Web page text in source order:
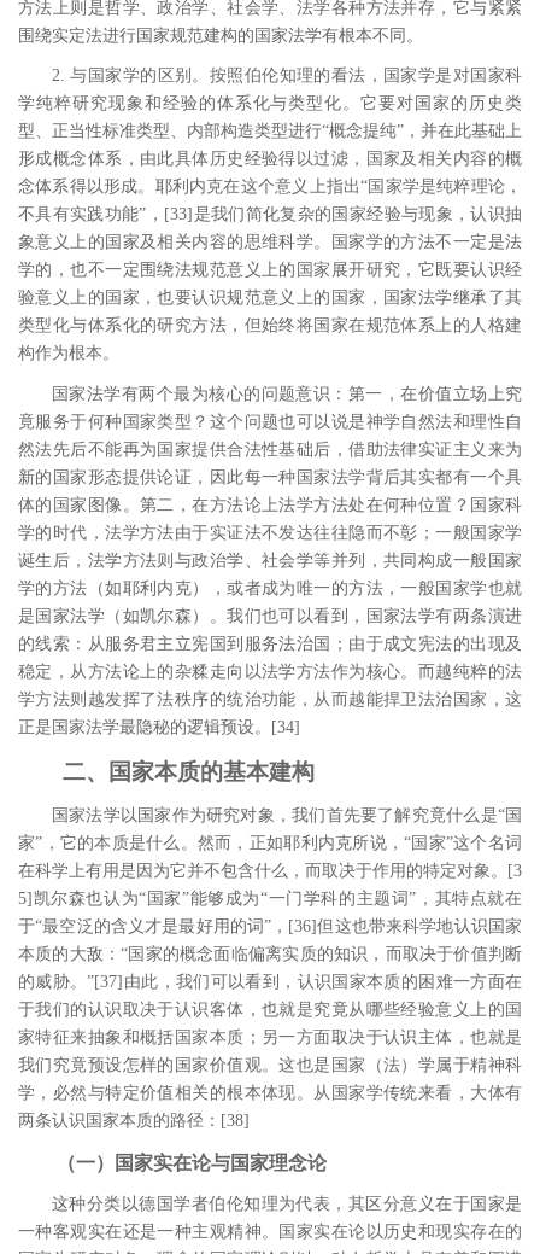
方法上则是哲学、政治学、社会学、法学各种方法并存，它与紧紧
围绕实定法进行国家规范建构的国家法学有根本不同。
2.与国家学的区别。按照伯伦知理的看法，国家学是对国家科
学纯粹研究现象和经验的体系化与类型化。它要对国家的历史类
型、正当性标准类型、内部构造类型进行“概念提纯”，并在此基础上
形成概念体系，由此具体历史经验得以过滤，国家及相关内容的概
念体系得以形成。耶利内克在这个意义上指出“国家学是纯粹理论，
不具有实践功能”， [33] 是我们简化复杂的国家经验与现象，认识抽
象意义上的国家及相关内容的思维科学。国家学的方法不一定是法
学的，也不一定围绕法规范意义上的国家展开研究，它既要认识经
验意义上的国家，也要认识规范意义上的国家，国家法学继承了其
类型化与体系化的研究方法，但始终将国家在规范体系上的人格建
构作为根本。
国家法学有两个最为核心的问题意识：第一，在价值立场上究
竟服务于何种国家类型？这个问题也可以说是神学自然法和理性自
然法先后不能再为国家提供合法性基础后，借助法律实证主义来为
新的国家形态提供论证，因此每一种国家法学背后其实都有一个具
体的国家图像。第二，在方法论上法学方法处在何种位置？国家科
学的时代，法学方法由于实证法不发达往往隐而不彰；一般国家学
诞生后，法学方法则与政治学、社会学等并列，共同构成一般国家
学的方法（如耶利内克），或者成为唯一的方法，一般国家学也就
是国家法学（如凯尔森）。我们也可以看到，国家法学有两条演进
的线索：从服务君主立宪国到服务法治国；由于成文宪法的出现及
稳定，从方法论上的杂糅走向以法学方法作为核心。而越纯粹的法
学方法则越发挥了法秩序的统治功能，从而越能捍卫法治国家，这
正是国家法学最隐秘的逻辑预设。
[34]
二、国家本质的基本建构
国家法学以国家作为研究对象，我们首先要了解究竟什么是“国
家”，它的本质是什么。然而，正如耶利内克所说，“国家”这个名词
在科学上有用是因为它并不包含什么，而取决于作用的特定对象。 [3
5]凯尔森也认为“国家”能够成为“一门学科的主题词”，其特点就在
于“最空泛的含义才是最好用的词”， [36]但这也带来科学地认识国家
本质的大敌：“国家的概念面临偏离实质的知识，而取决于价值判断
的威胁。”[37] 由此，我们可以看到，认识国家本质的困难一方面在
于我们的认识取决于认识客体，也就是究竟从哪些经验意义上的国
家特征来抽象和概括国家本质；另一方面取决于认识主体，也就是
我们究竟预设怎样的国家价值观。这也是国家（法）学属于精神科
学，必然与特定价值相关的根本体现。从国家学传统来看，大体有
两条认识国家本质的路径： [38]
（一）国家实在论与国家理念论
这种分类以德国学者伯伦知理为代表，其区分意义在于国家是
一种客观实在还是一种主观精神。国家实在论以历史和现实存在的